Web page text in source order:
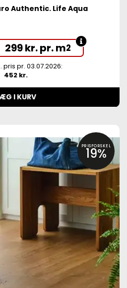
Authentic. Life Aqua
299 kr. pr. m2
pris pr. 03.07.2026:
452 kr.
I KURV
PRISFORSKEL
19%